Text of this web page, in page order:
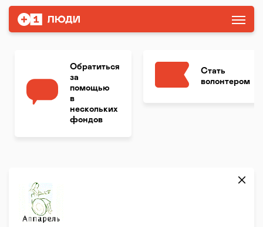
Обратиться
за
помощью
в
нескольких
фондов
Стать
волонтером